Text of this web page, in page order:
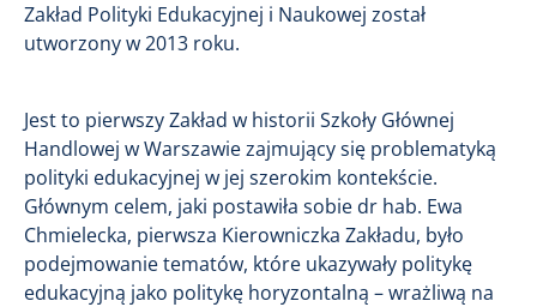
Zakład Polityki Edukacyjnej i Naukowej został
utworzony w 2013 roku.
Jest to pierwszy Zakład w historii Szkoły Głównej
Handlowej w Warszawie zajmujący się problematyką
polityki edukacyjnej w jej szerokim kontekście.
Głównym celem, jaki postawiła sobie dr hab. Ewa
Chmielecka, pierwsza Kierowniczka Zakładu, było
podejmowanie tematów, które ukazywały politykę
edukacyjną jako politykę horyzontalną – wrażliwą na